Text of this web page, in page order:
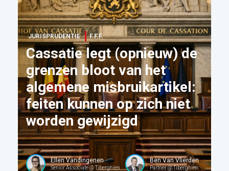
JURISPRUDENTIE F.F.F.
Cassatie legt (opnieuw) de
grenzen bloot van het
algemene misbruikartikel:
feiten kunnen op zich niet
worden gewijzigd
Ellen Vandingenen
Senior Associate @ Tiberghien
Ben Van Vlierden
Partner @ Tiberghien